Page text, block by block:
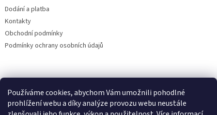
Používáme cookies, abychom Vám umožnili pohodlné
prohlížení webu a díky analýze provozu webu neustále
Dodání a platba
Kontakty
Obchodní podmínky
Podmínky ochrany osobních údajů